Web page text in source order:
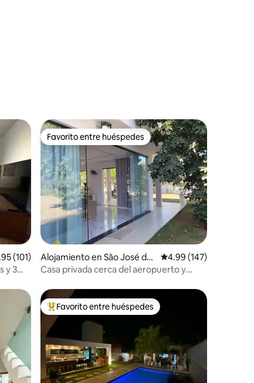
promedio: 4.95 de 5, 101 reseñas
(101)
y 3
Favorito entre huéspedes
Favorito entre huéspedes
Alojamiento en São José da
Lapa
Calificación promedio:
4.99 (147)
Casa privada cerca del aeropuerto y
Favorito entre huéspedes preferido
Favorito entre huéspedes